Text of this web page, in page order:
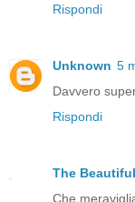
Rispondi
Unknown 5
Davvero
Rispondi
The
Che